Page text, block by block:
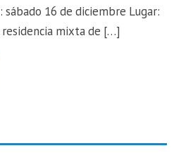
sábado 16 de diciembre Lugar:
mixta de […]